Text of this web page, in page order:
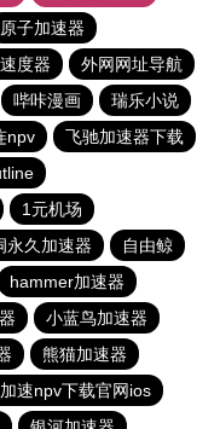
原子加速器
度器
外网网址导航
哔咔漫画
瑞乐小说
npv
飞驰加速器下载
1元机场
永久加速器
自由鲸
hammer加速器
小蓝鸟加速器
熊猫加速器
速npv下载官网ios